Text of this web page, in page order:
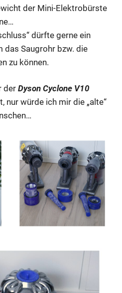
der Mini-Elektrobürste
dürfte gerne ein
das Saugrohr bzw. die
zu können.
derDyson Cyclone V10
nur würde ich mir die „alte“